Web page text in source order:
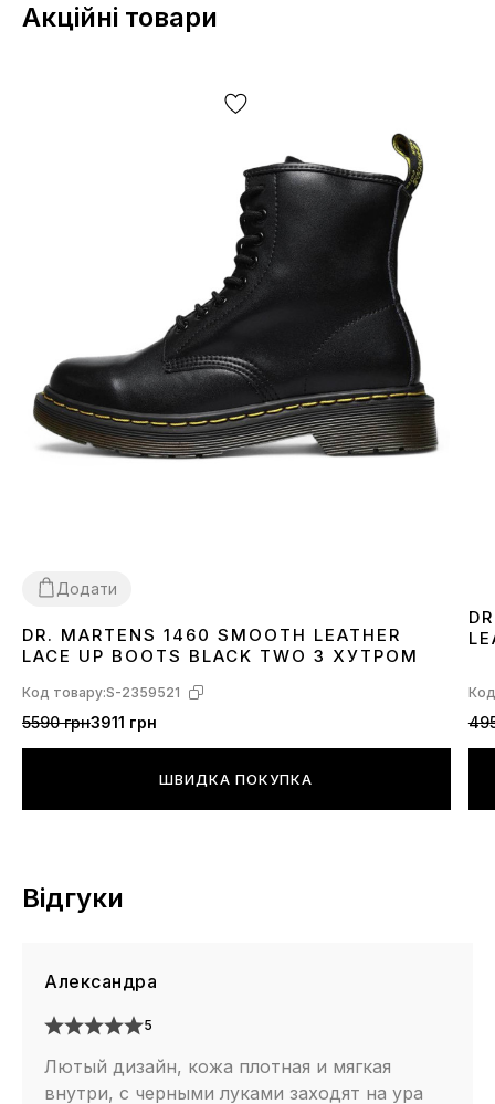
Акційні товари
Додати
36 373839 404142 43 444546
DR. MARTENS 1460 SMOOTH LEATHER
LACE UP BOOTS BLACK TWO З ХУТРОМ
Код товару:S-2359521
5590 грн3911 грн
ШВИДКА ПОКУПКА
Відгуки
Александра
5
Лютый дизайн, кожа плотная и мягкая
внутри, с черными луками заходят на ура